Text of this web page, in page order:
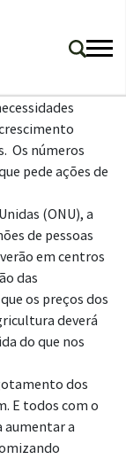
Os números
pede ações de
(ONU), a
de pessoas
em centros
das
os preços dos
deverá
do que nos
dos
E todos com o
aumentar a